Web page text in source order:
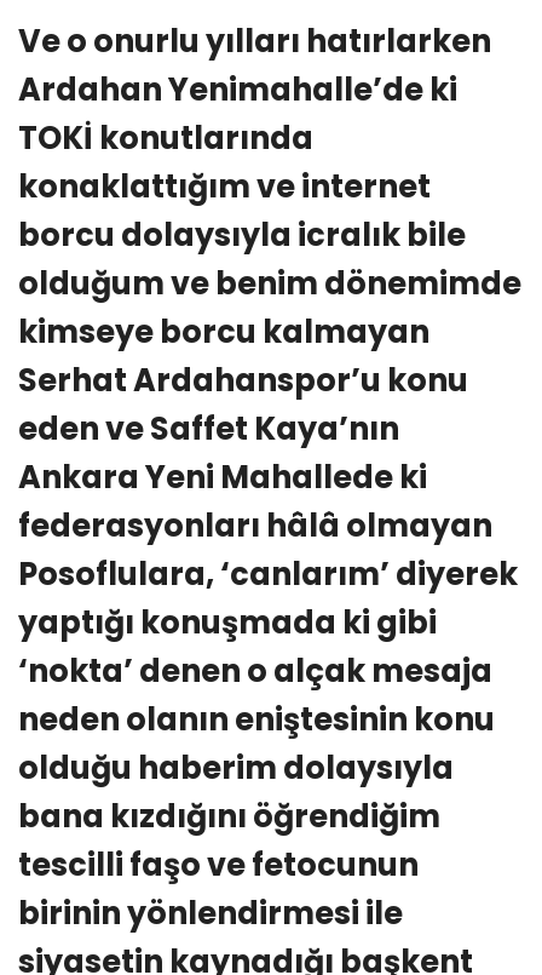
Ve o onurlu yılları hatırlarken
Ardahan Yenimahalle’de ki
TOKİ konutlarında
konaklattığım ve internet
borcu dolaysıyla icralık bile
olduğum ve benim dönemimde
kimseye borcu kalmayan
Serhat Ardahanspor’u konu
eden ve Saffet Kaya’nın
Ankara Yeni Mahallede ki
federasyonları hâlâ olmayan
Posoflulara, ‘canlarım’ diyerek
yaptığı konuşmada ki gibi
‘nokta’ denen o alçak mesaja
neden olanın eniştesinin konu
olduğu haberim dolaysıyla
bana kızdığını öğrendiğim
tescilli faşo ve fetocunun
birinin yönlendirmesi ile
siyasetin kaynadığı başkent